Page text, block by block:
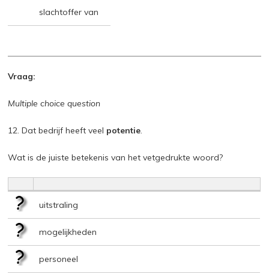
slachtoffer van
Vraag:
Multiple choice question
12. Dat bedrijf heeft veel potentie.
Wat is de juiste betekenis van het vetgedrukte woord?
uitstraling
mogelijkheden
personeel